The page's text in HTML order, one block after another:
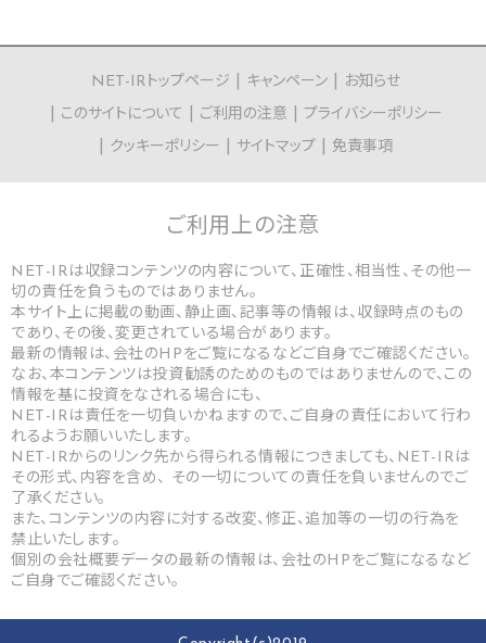
NET-IRトップページ キャンペーン
お知らせ
このサイトについて
ご利用の注意
プライバシーポリシー
クッキーポリシー
サイトマップ 免責事項
ご利用上の注意
NET-IRは収録コンテンツの内容について、正確性、相当性、その他一
切の責任を負うものではありません。
本サイト上に掲載の動画、静止画、記事等の情報は、収録時点のもの
であり、その後、変更されている場合があります。
最新の情報は、会社のHPをご覧になるなどご自身でご確認ください。
なお、本コンテンツは投資勧誘のためのものではありませんので、この
情報を基に投資をなされる場合にも、
NET-IRは責任を一切負いかねますので、ご自身の責任において行わ
れるようお願いいたします。
NET-IRからのリンク先から得られる情報につきましても、NET-IRは
その形式、内容を含め、 その一切についての責任を負いませんのでご
了承ください。
また、コンテンツの内容に対する改変、修正、追加等の一切の行為を
禁止いたします。
個別の会社概要データの最新の情報は、会社のHPをご覧になるなど
ご自身でご確認ください。